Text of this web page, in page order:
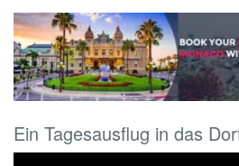
Ein Tagesausflug in das